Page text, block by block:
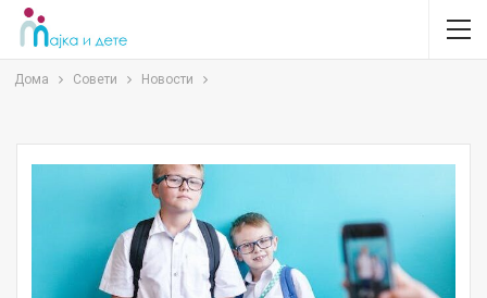
Дома Совети Новости